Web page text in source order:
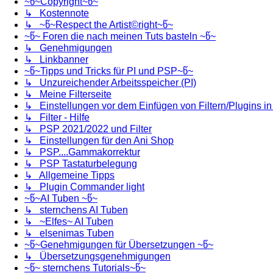
↳ Kostennote
↳ ~წ~Respect the Artist©right~წ~
~წ~ Foren die nach meinen Tuts basteln ~წ~
↳ Genehmigungen
↳ Linkbanner
~წ~Tipps und Tricks für PI und PSP~წ~
↳ Unzureichender Arbeitsspeicher (PI)
↳ Meine Filterseite
↳ Einstellungen vor dem Einfügen von Filtern/Plugins in
↳ Filter - Hilfe
↳ PSP 2021/2022 und Filter
↳ Einstellungen für den Ani Shop
↳ PSP....Gammakorrektur
↳ PSP Tastaturbelegung
↳ Allgemeine Tipps
↳ Plugin Commander light
~წ~AI Tuben ~წ~
↳ sternchens AI Tuben
↳ ~Elfes~ AI Tuben
↳ elsenimas Tuben
~წ~Genehmigungen für Übersetzungen ~წ~
↳ Übersetzungsgenehmigungen
~წ~ sternchens Tutorials~წ~